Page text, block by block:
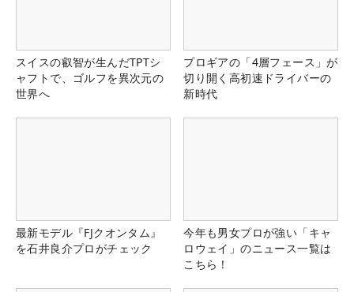
スイスの叡智が生んだTPTシ
ャフトで、ゴルフを異次元の
世界へ
プロギアの「4層フェース」が
切り開く高初速ドライバーの
新時代
最新モデル『FJクオンタム』
を石井良介プロがチェック
今年も男女プロが強い「キャ
ロウェイ」のニュース一覧は
こちら！